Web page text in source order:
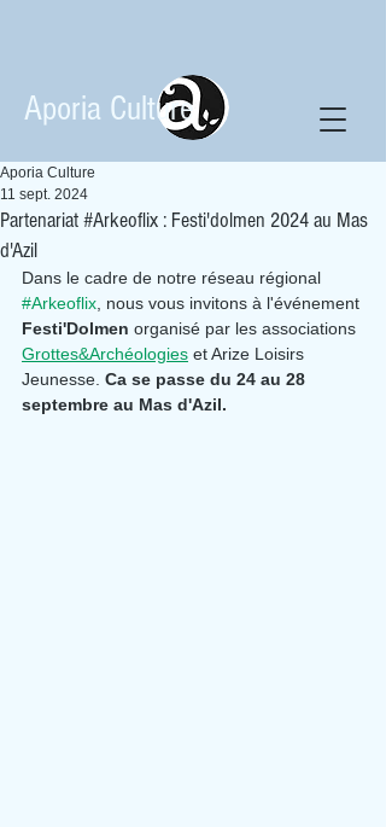
Aporia Culture
Partenariat #Arkeoflix : Festi'dolmen 2024 au Mas
d'Azil
Aporia Culture
11 sept. 2024
Dans le cadre de notre réseau régional
#Arkeoflix , nous vous invitons à l'événement
Festi'Dolmen organisé par les associations
Grottes&Archéologies et Arize Loisirs
Jeunesse. Ca se passe du 24 au 28
septembre au Mas d'Azil.